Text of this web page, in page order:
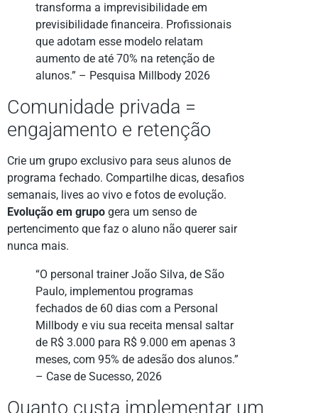
transforma a imprevisibilidade em
previsibilidade financeira. Profissionais
que adotam esse modelo relatam
aumento de até 70% na retenção de
alunos.” – Pesquisa Millbody 2026
Comunidade privada =
engajamento e retenção
Crie um grupo exclusivo para seus alunos de
programa fechado. Compartilhe dicas, desafios
semanais, lives ao vivo e fotos de evolução.
Evolução em grupo gera um senso de
pertencimento que faz o aluno não querer sair
nunca mais.
“O personal trainer João Silva, de São
Paulo, implementou programas
fechados de 60 dias com a Personal
Millbody e viu sua receita mensal saltar
de R$ 3.000 para R$ 9.000 em apenas 3
meses, com 95% de adesão dos alunos.”
– Case de Sucesso, 2026
Quanto custa implementar um